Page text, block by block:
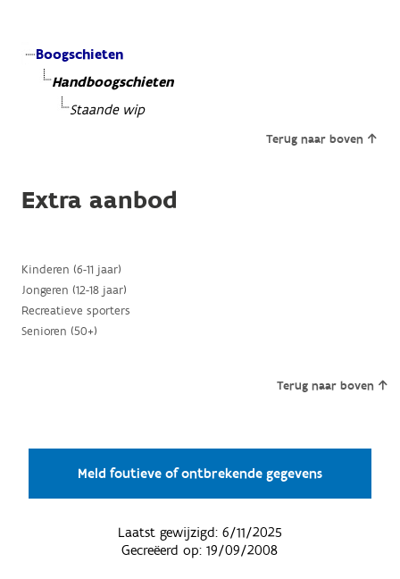
Boogschieten
Handboogschieten
Staande wip
Terug naar boven
Extra aanbod
Kinderen (6-11 jaar)
Jongeren (12-18 jaar)
Recreatieve sporters
Senioren (50+)
Terug naar boven
Meld foutieve of ontbrekende gegevens
Laatst gewijzigd: 6/11/2025
Gecreëerd op:19/09/2008